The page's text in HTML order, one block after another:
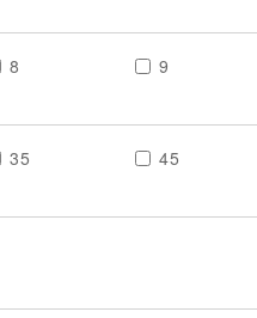
8 9
35 45